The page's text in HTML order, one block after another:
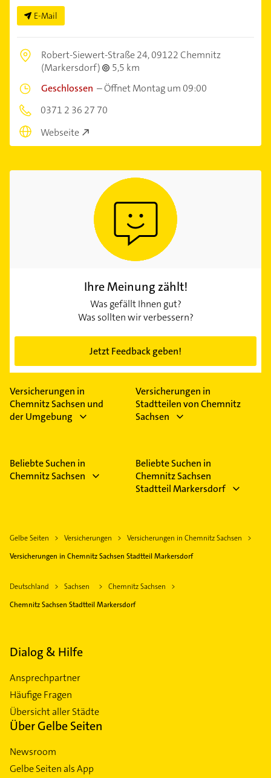
E-Mail
Robert-Siewert-Straße 24,09122 Chemnitz
(Markersdorf)
5,5 km
Geschlossen –Öffnet Montag um 09:00
0371 2 36 27 70
Webseite
Ihre Meinung zählt!
Was gefällt Ihnen gut?
Was sollten wir verbessern?
Jetzt Feedback geben!
Versicherungen in
Chemnitz Sachsen und
der Umgebung
Versicherungen in
Stadtteilen von Chemnitz
Sachsen
Beliebte Suchen in
Chemnitz Sachsen
Beliebte Suchen in
Chemnitz Sachsen
Stadtteil Markersdorf
Gelbe Seiten Versicherungen
Versicherungen in Chemnitz Sachsen
Versicherungen in Chemnitz Sachsen Stadtteil Markersdorf
Deutschland Sachsen
Chemnitz Sachsen
Chemnitz Sachsen Stadtteil Markersdorf
Dialog & Hilfe
Ansprechpartner
Häufige Fragen
Übersicht aller Städte
Über Gelbe Seiten
Newsroom
Gelbe Seiten als App